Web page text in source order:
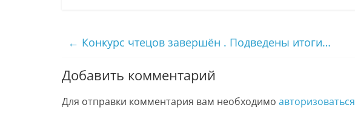
← Конкурс чтецов завершён . Подведены итоги…
Добавить комментарий
Для отправки комментария вам необходимо авторизоваться